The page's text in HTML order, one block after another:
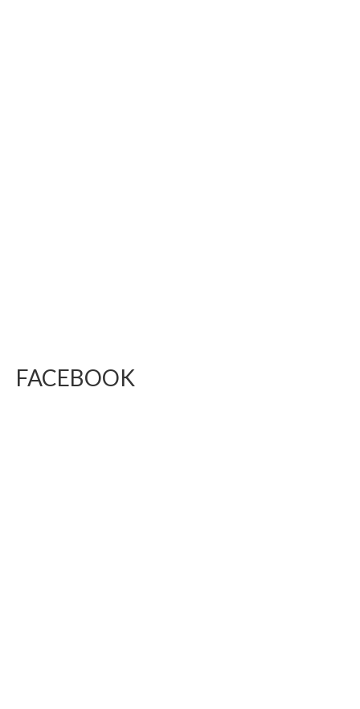
FACEBOOK